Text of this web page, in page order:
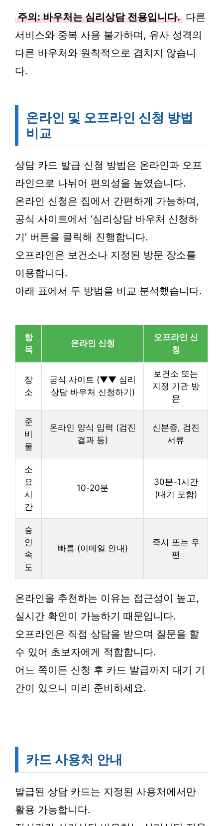
주의: 바우처는 심리상담 전용입니다. 다른
서비스와 중복 사용 불가하며, 유사 성격의
다른 바우처와 원칙적으로 겹치지 않습니
다.
온라인 및 오프라인 신청 방법
비교
상담 카드 발급 신청 방법은 온라인과 오프
라인으로 나뉘어 편의성을 높였습니다.
온라인 신청은 집에서 간편하게 가능하며,
공식 사이트에서 ‘심리상담 바우처 신청하
기’ 버튼을 클릭해 진행합니다.
오프라인은 보건소나 지정된 방문 장소를
이용합니다.
아래 표에서 두 방법을 비교 분석했습니다.
항
목
온라인 신청
오프라인 신
청
장
소
공식 사이트 (▼▼ 심리
상담 바우처 신청하기)
보건소 또는
지정 기관 방
문
준
비
물
온라인 양식 입력 (검진
결과 등)
신분증, 검진
서류
소
요
시
간
10-20분
30분-1시간
(대기 포함)
승
인
속
도
빠름 (이메일 안내)
즉시 또는 우
편
온라인을 추천하는 이유는 접근성이 높고,
실시간 확인이 가능하기 때문입니다.
오프라인은 직접 상담을 받으며 질문을 할
수 있어 초보자에게 적합합니다.
어느 쪽이든 신청 후 카드 발급까지 대기 기
간이 있으니 미리 준비하세요.
카드 사용처 안내
발급된 상담 카드는 지정된 사용처에서만
활용 가능합니다.